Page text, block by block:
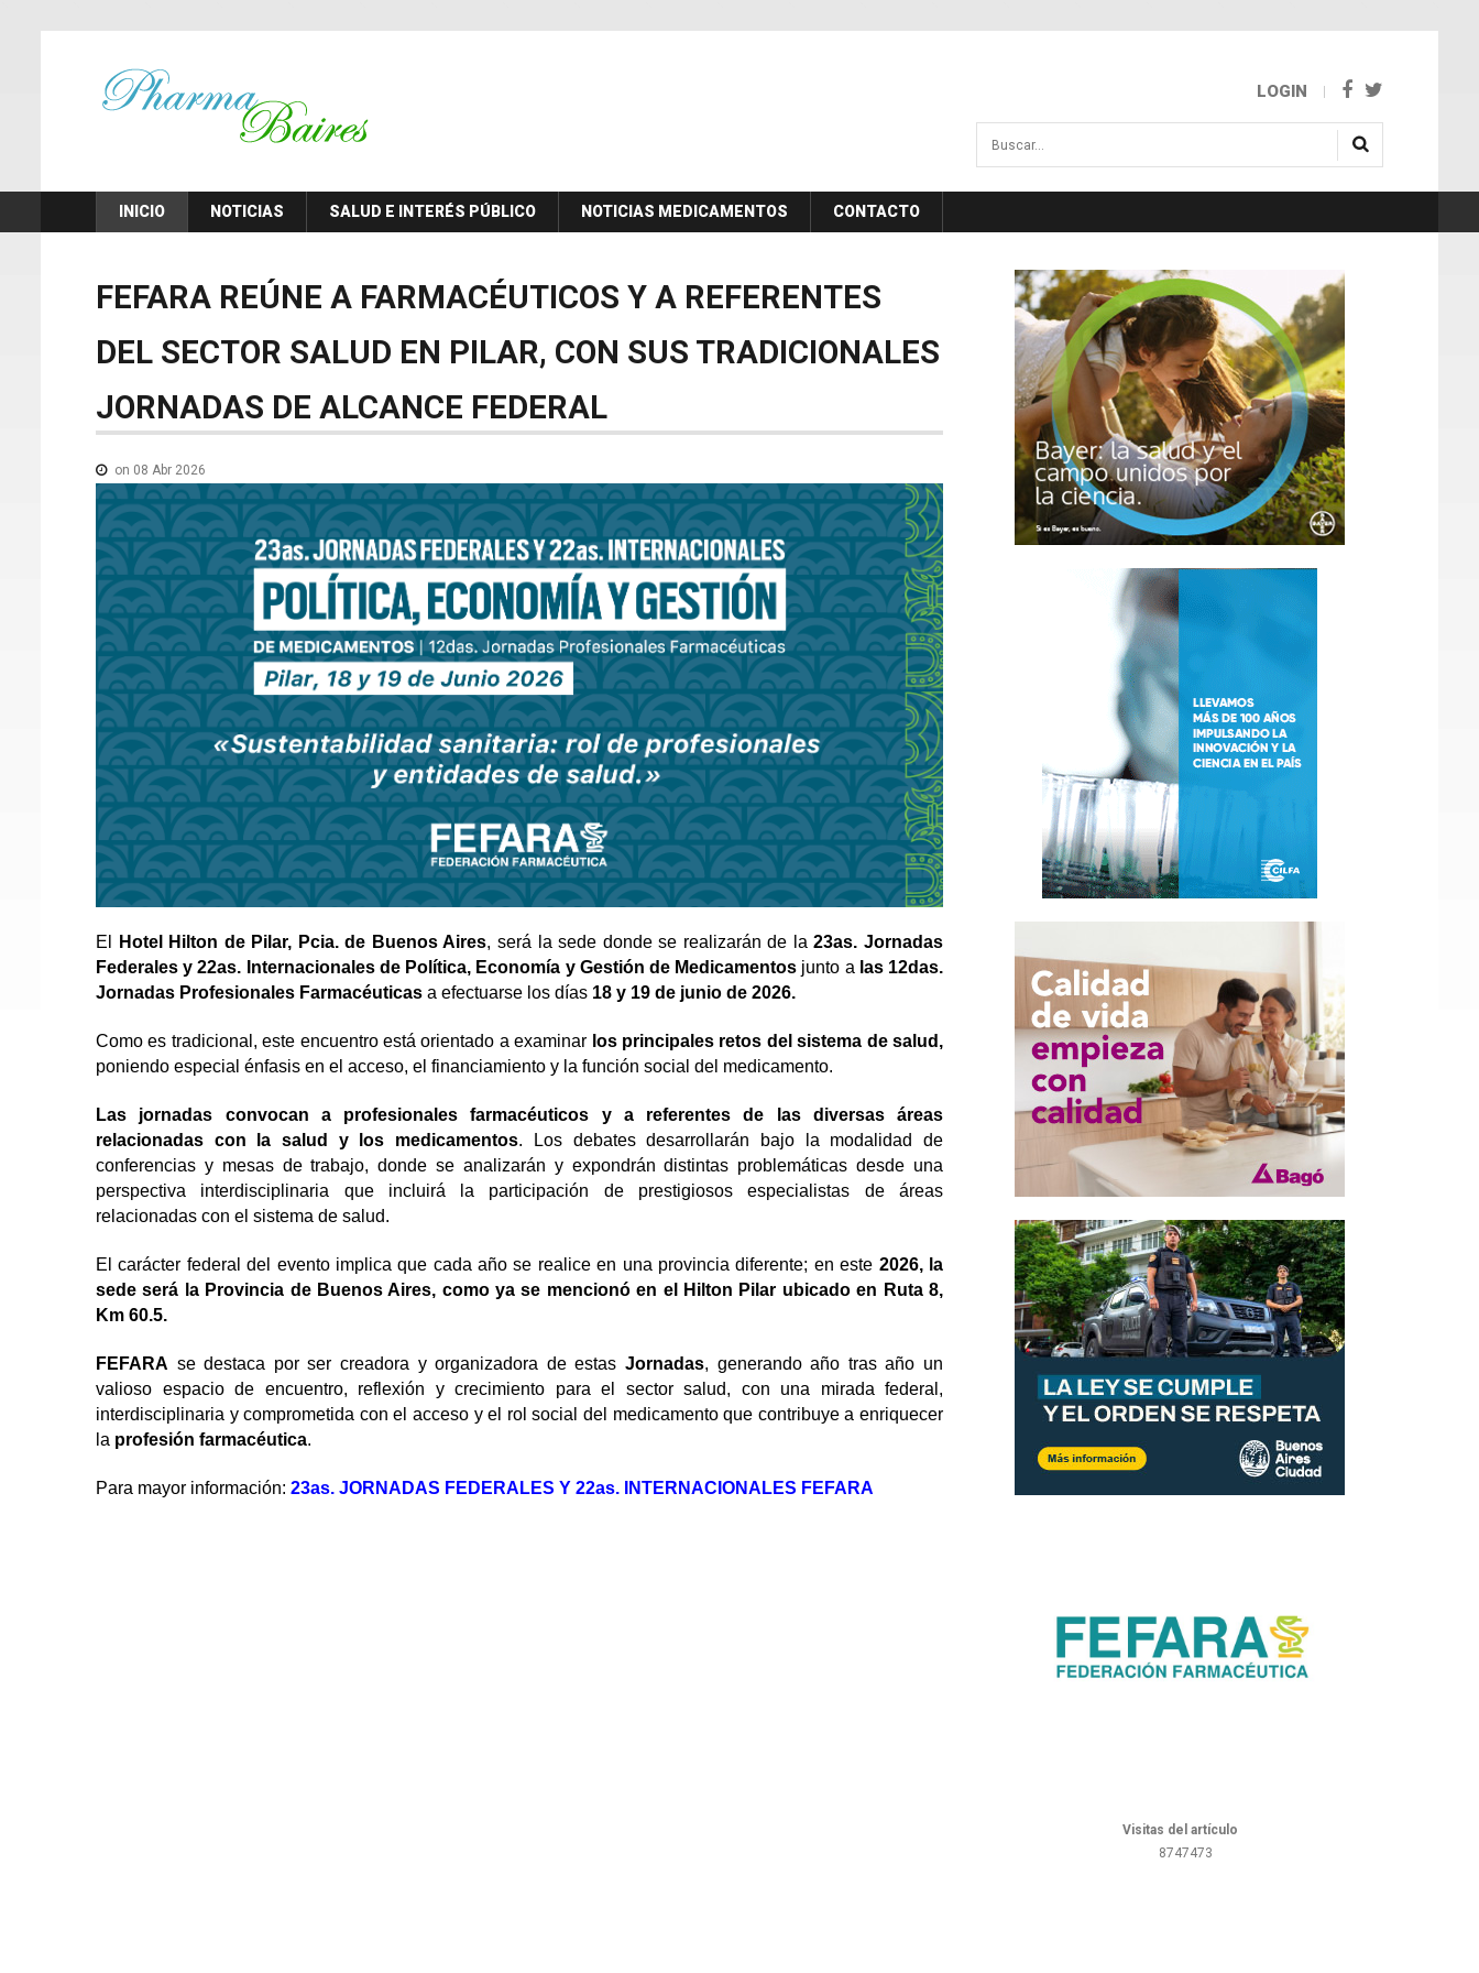
LOGIN
Buscar...
INICIO NOTICIAS SALUD E INTERÉS PÚBLICO NOTICIAS MEDICAMENTOS CONTACTO
FEFARA REÚNE A FARMACÉUTICOS Y A REFERENTES
DEL SECTOR SALUD EN PILAR, CON SUS TRADICIONALES
JORNADAS DE ALCANCE FEDERAL
on 08 Abr 2026
El Hotel Hilton de Pilar, Pcia. de Buenos Aires, será la sede donde se realizarán de la23as. Jornadas
Federales y 22as. Internacionales de Política, Economía y Gestión de Medicamentos junto a las 12das.
Jornadas Profesionales Farmacéuticas a efectuarse los días 18 y 19 de junio de 2026.
Como es tradicional, este encuentro está orientado a examinar los principales retos del sistema de salud,
poniendo especial énfasis en el acceso, el financiamiento y la función social del medicamento.
Las jornadas convocan a profesionales farmacéuticos y a referentes de las diversas áreas
relacionadas con la salud y los medicamentos. Los debates desarrollarán bajo la modalidad de
conferencias y mesas de trabajo, donde se analizarán y expondrán distintas problemáticas desde una
perspectiva interdisciplinaria que incluirá la participación de prestigiosos especialistas de áreas
relacionadas con el sistema de salud.
El carácter federal del evento implica que cada año se realice en una provincia diferente; en este 2026, la
sede será la Provincia de Buenos Aires, como ya se mencionó en el Hilton Pilar ubicado en Ruta 8,
Km 60.5.
FEFARA se destaca por ser creadora y organizadora de estas Jornadas, generando año tras año un
valioso espacio de encuentro, reflexión y crecimiento para el sector salud, con una mirada federal,
interdisciplinaria y comprometida con el acceso y el rol social del medicamento que contribuye a enriquecer
la profesión farmacéutica.
Para mayor información: 23as. JORNADAS FEDERALES Y 22as. INTERNACIONALES FEFARA
Visitas del artículo
8747473